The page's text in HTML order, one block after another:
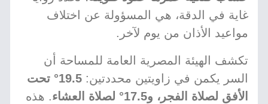
غاية في الدقة، هي المسؤولة عن اختلاف
مواعيد الأذان من يوم لآخر.
تكشف الهيئة المصرية العامة للمساحة أن
السر يكمن في زاويتين محددتين:
19.5° تحت
الأفق لصلاة الفجر، و17.5° لصلاة العشاء
. هذه